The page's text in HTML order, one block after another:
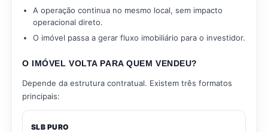
A operação continua no mesmo local, sem impacto
operacional direto.
O imóvel passa a gerar fluxo imobiliário para o investidor.
O IMÓVEL VOLTA PARA QUEM VENDEU?
Depende da estrutura contratual. Existem três formatos
principais:
SLB PURO